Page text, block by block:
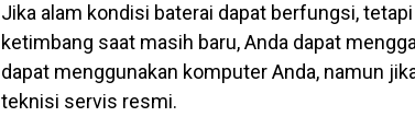
Jika alam kondisi baterai dapat berfungsi,
ketimbang saat masih baru, Anda dapat
dapat menggunakan komputer Anda, namun
teknisi servis resmi.